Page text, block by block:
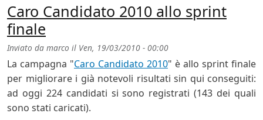
Caro Candidato 2010 allo sprint
finale
Inviato da marco il Ven, 19/03/2010 - 00:00
La campagna "Caro Candidato 2010" è allo sprint finale
per migliorare i già notevoli risultati sin qui conseguiti:
ad oggi 224 candidati si sono registrati (143 dei quali
sono stati caricati).